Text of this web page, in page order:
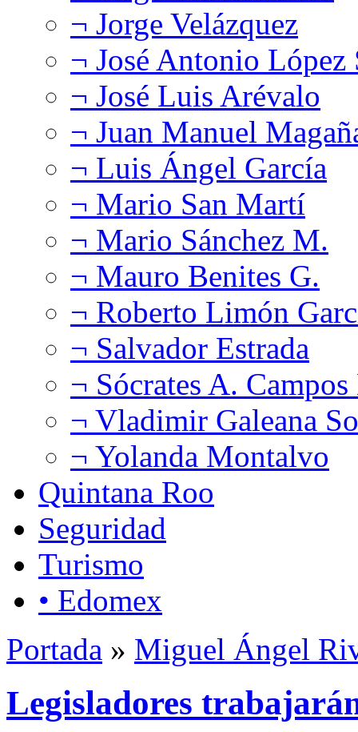
¬ Jorge Velázquez
¬ José Antonio López
¬ José Luis Arévalo
¬ Juan Manuel
¬ Luis Ángel García
¬ Mario San Martí
¬ Mario Sánchez M.
¬ Mauro Benites G.
¬ Roberto Limón
¬ Salvador Estrada
¬ Sócrates A.
¬ Vladimir Galeana
¬ Yolanda Montalvo
Quintana Roo
Seguridad
Turismo
• Edomex
Portada » Miguel Ángel
Legisladores